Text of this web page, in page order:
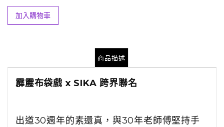
加入購物車
商品描述
霹靂布袋戲 x SIKA 跨界聯名
出道30週年的素還真，與30年老師傅堅持手